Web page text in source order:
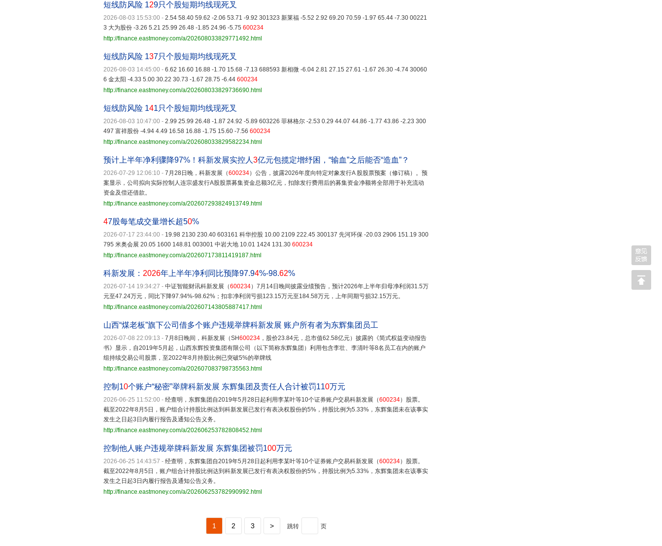
短线防风险 129只个股短期均线现死叉
2026-08-03 15:53:00 - 2.54 58.40 59.62 -2.06 53.71 -9.92 301323 新莱福 -5.52 2.92 69.20 70.59 -1.97 65.44 -7.30 00221
3 大为股份 -3.26 5.21 25.99 26.48 -1.85 24.96 -5.75 600234
http://finance.eastmoney.com/a/202608033829771492.html
短线防风险 137只个股短期均线现死叉
2026-08-03 14:45:00 - 6.62 16.60 16.88 -1.70 15.68 -7.13 688593 新相微 -6.04 2.81 27.15 27.61 -1.67 26.30 -4.74 30060
6 金太阳 -4.33 5.00 30.22 30.73 -1.67 28.75 -6.44 600234
http://finance.eastmoney.com/a/202608033829736690.html
短线防风险 141只个股短期均线现死叉
2026-08-03 10:47:00 - 2.99 25.99 26.48 -1.87 24.92 -5.89 603226 菲林格尔 -2.53 0.29 44.07 44.86 -1.77 43.86 -2.23 300
497 富祥股份 -4.94 4.49 16.58 16.88 -1.75 15.60 -7.56 600234
http://finance.eastmoney.com/a/202608033829582234.html
预计上半年净利骤降97%！科新发展实控人 3亿元包揽定增纾困，“输血”之后能否“造血”？
2026-07-29 12:06:10 - 7月28日晚，科新发展（600234）公告，披露2026年度向特定对象发行A 股股票预案（修订稿）。预
案显示，公司拟向实际控制人连宗盛发行A股股票募集资金总额3亿元，扣除发行费用后的募集资金净额将全部用于补充流动
资金及偿还借款。
http://finance.eastmoney.com/a/202607293824913749.html
47股每笔成交量增长超50%
2026-07-17 23:44:00 - 19.98 2130 230.40 603161 科华控股 10.00 2109 222.45 300137 先河环保 -20.03 2906 151.19 300
795 米奥会展 20.05 1600 148.81 003001 中岩大地 10.01 1424 131.30 600234
http://finance.eastmoney.com/a/202607173811419187.html
科新发展： 2026年上半年净利同比预降97.94%-98.62%
2026-07-14 19:34:27 - 中证智能财讯科新发展（600234）7月14日晚间披露业绩预告，预计2026年上半年归母净利润31.5万
元至47.24万元，同比下降97.94%-98.62%；扣非净利润亏损123.15万元至184.58万元，上年同期亏损32.15万元。
http://finance.eastmoney.com/a/202607143805887417.html
山西“煤老板”旗下公司借多个账户违规举牌科新发展 账户所有者为东辉集团员工
2026-07-08 22:09:13 - 7月8日晚间，科新发展（SH600234 ，股价23.84元，总市值62.58亿元）披露的《简式权益变动报告
书》显示，自2019年5月起，山西东辉投资集团有限公司（以下简称东辉集团）利用包含李壮、李清叶等8名员工在内的账户
组持续交易公司股票，至2022年8月持股比例已突破5%的举牌线
http://finance.eastmoney.com/a/202607083798735563.html
控制10个账户“秘密”举牌科新发展 东辉集团及责任人合计被罚110万元
2026-06-25 11:52:00 - 经查明，东辉集团自2019年5月28日起利用李某叶等10个证券账户交易科新发展（600234）股票。
截至2022年8月5日，账户组合计持股比例达到科新发展已发行有表决权股份的5%，持股比例为5.33%，东辉集团未在该事实
发生之日起3日内履行报告及通知公告义务。
http://finance.eastmoney.com/a/202606253782808452.html
控制他人账户违规举牌科新发展 东辉集团被罚100万元
2026-06-25 14:43:57 - 经查明，东辉集团自2019年5月28日起利用李某叶等10个证券账户交易科新发展（600234）股票。
截至2022年8月5日，账户组合计持股比例达到科新发展已发行有表决权股份的5%，持股比例为5.33%，东辉集团未在该事实
发生之日起3日内履行报告及通知公告义务。
http://finance.eastmoney.com/a/202606253782990992.html
1 2 3 > 跳转 页